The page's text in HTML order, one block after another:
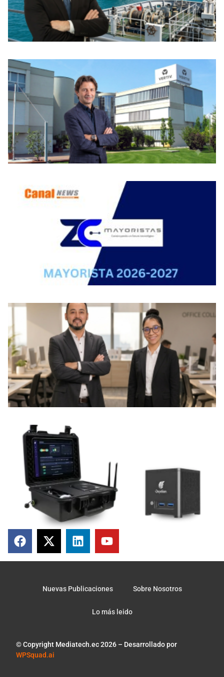
© Copyright Mediatech.ec 2026 – Desarrollado por
WPSquad.ai
Nuevas Publicaciones Sobre Nosotros
Lo más leido